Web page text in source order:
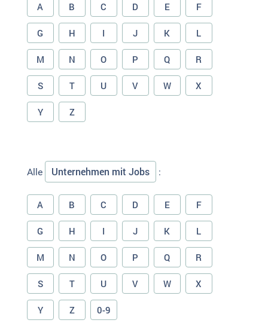
A B C D E F
G H I J K L
M N O P Q R
S T U V W X
Y Z
Alle Unternehmen mit Jobs :
A B C D E F
G H I J K L
M N O P Q R
S T U V W X
Y Z 0-9